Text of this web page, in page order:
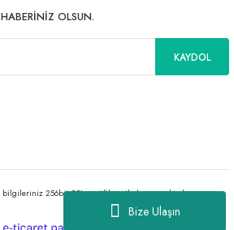
Bize Ulaşın
OLSUN.
KAYDOL
bilgileriniz 256bit SSL sertifikası ile korunmaktadır.
ideasoft